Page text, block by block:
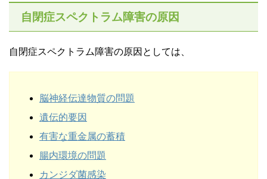
自閉症スペクトラム障害の原因
自閉症スペクトラム障害の原因としては、
脳神経伝達物質の問題
遺伝的要因
有害な重金属の蓄積
腸内環境の問題
カンジダ菌感染